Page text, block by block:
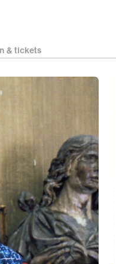
& tickets